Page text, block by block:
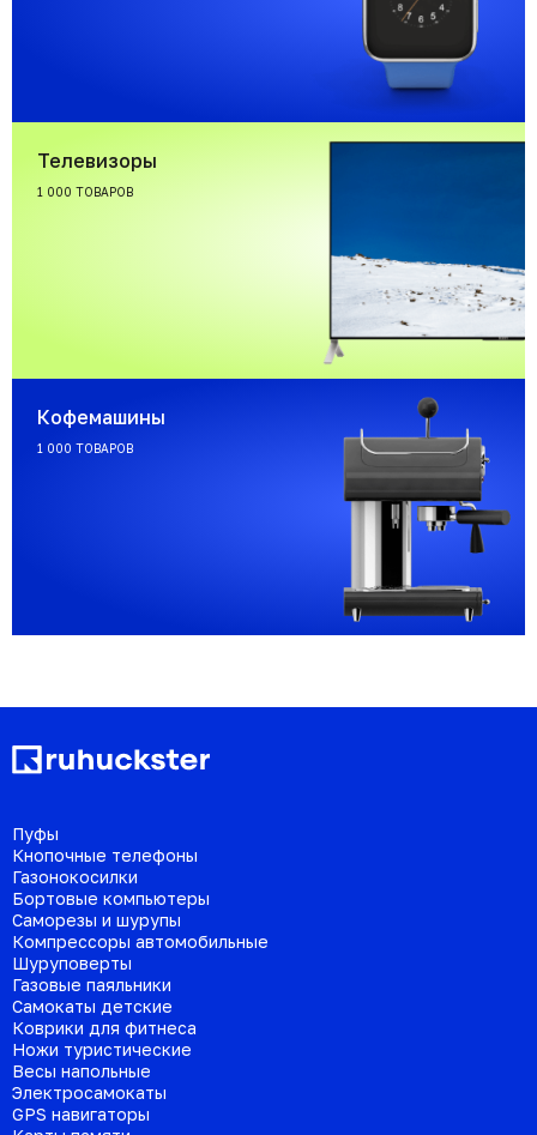
Телевизоры
1 000 ТОВАРОВ
Кофемашины
1 000 ТОВАРОВ
Пуфы
Кнопочные телефоны
Газонокосилки
Бортовые компьютеры
Саморезы и шурупы
Компрессоры автомобильные
Шуруповерты
Газовые паяльники
Самокаты детские
Коврики для фитнеса
Ножи туристические
Весы напольные
Электросамокаты
GPS навигаторы